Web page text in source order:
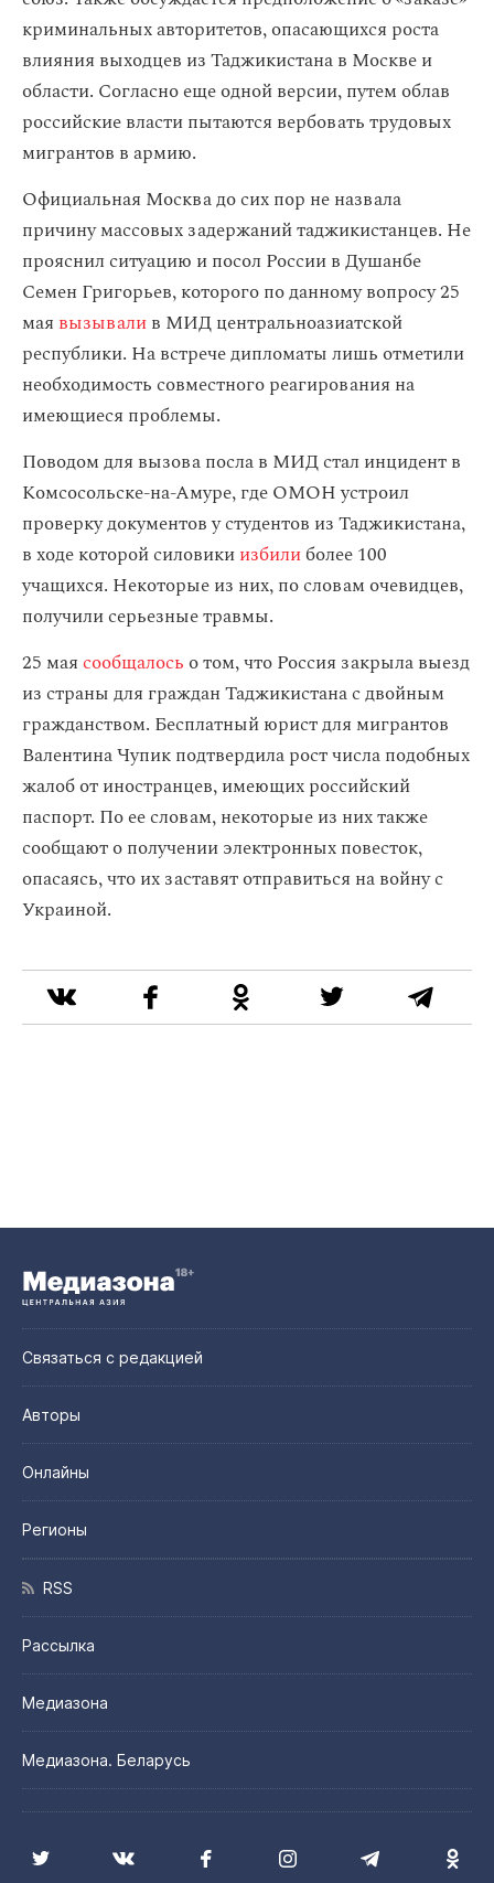
криминальных авторитетов, опасающихся роста
влияния выходцев из Таджикистана в Москве и
области. Согласно еще одной версии, путем облав
российские власти пытаются вербовать трудовых
мигрантов в армию.
Официальная Москва до сих пор не назвала
причину массовых задержаний таджикистанцев. Не
прояснил ситуацию и посол России в Душанбе
Семен Григорьев, которого по данному вопросу 25
мая вызывалив МИД центральноазиатской
республики. На встрече дипломаты лишь отметили
необходимость совместного реагирования на
имеющиеся проблемы.
Поводом для вызова посла в МИД стал инцидент в
Комсосольске-на-Амуре, где ОМОН устроил
проверку документов у студентов из Таджикистана,
в ходе которой силовикиизбилиболее 100
учащихся. Некоторые из них, по словам очевидцев,
получили серьезные травмы.
25 маясообщалось о том, что Россия закрыла выезд
из страны для граждан Таджикистана с двойным
гражданством. Бесплатный юрист для мигрантов
Валентина Чупик подтвердила рост числа подобных
жалоб от иностранцев, имеющих российский
паспорт. По ее словам, некоторые из них также
сообщают о получении электронных повесток,
опасаясь, что их заставят отправиться на войну с
Украиной.
Связаться с редакцией
Авторы
Онлайны
Регионы
RSS
Рассылка
Медиазона
Медиазона. Беларусь